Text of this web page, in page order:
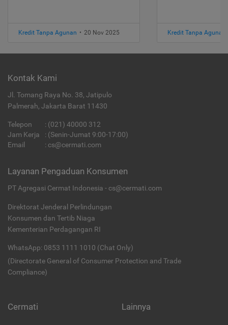
Kredit Tanpa Agunan • 20 Nov 2025 Kredit Tanpa Agunan
Kontak Kami
Jl. Tomang Raya No. 38, Jatipulo
Palmerah, Jakarta Barat 11430
Telepon : (021) 40000 312
Jam Kerja
: (Senin-Jumat 9:00-17:00)
Email
: cs@cermati.com
Layanan Pengaduan Konsumen
PT Agregasi Cermat Indonesia - cs@cermati.com
Direktorat Jenderal Perlindungan
Konsumen dan Tertib Niaga
Kementerian Perdagangan RI
WhatsApp: 0853 1111 1010 (Chat Only)
(Directorate General of Consumer Protection and Trade
Compliance)
Cermati Lainnya